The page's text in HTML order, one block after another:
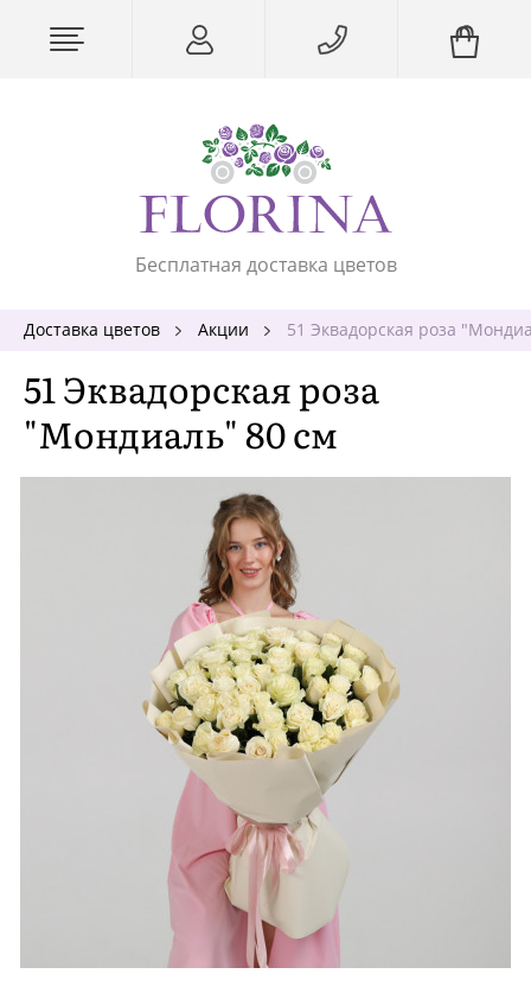
Бесплатная доставка цветов
Доставка цветов Акции 51 Эквадорская роза
51 Эквадорская роза
"Мондиаль" 80 см